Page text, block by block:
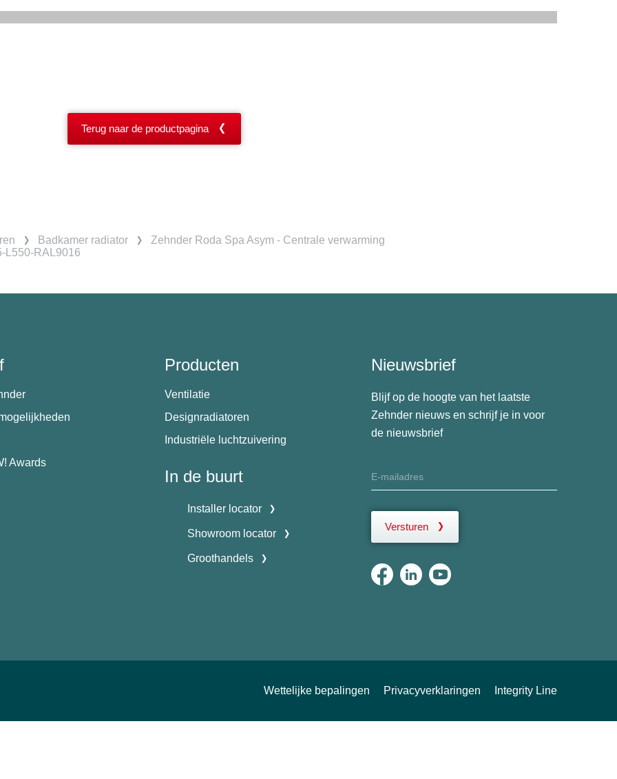
Terug naar de productpagina
Badkamer radiator
Zehnder Roda Spa Asym - Centrale verwarming
L550-RAL9016
Awards
Producten
Ventilatie
Designradiatoren
Industriële luchtzuivering
In de buurt
Installer locator
Showroom locator
Groothandels
Nieuwsbrief
Blijf op de hoogte van het laatste
Zehnder nieuws en schrijf je in voor
de nieuwsbrief
Versturen
Wettelijke bepalingen Privacyverklaringen Integrity Line